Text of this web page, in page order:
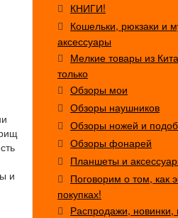
и
КНИГИ!
Кошельки, рюкзаки и
аксессуары
Мелкие товары из
только
Обзоры мои
Обзоры наушников
Обзоры ножей и
Обзоры фонарей
Планшеты и
Поговорим о том, как
покупках!
Распродажи, новинки,